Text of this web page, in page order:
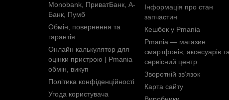
Monobank, ПриватБанк, А-
Банк, Пумб
Обмін, повернення та
гарантія
Онлайн калькулятор для
оцінки пристрою | Pmania
обмін, викуп
Політика конфіденційності
Угода користувача
Інформація про стан
запчастин
Кешбек у Pmania
Pmania — магазин
смартфонів, аксесуарів та
сервісний центр
Зворотній зв’язок
Карта сайту